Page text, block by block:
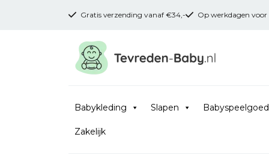
Gratis verzending vanaf €34,- Op werkdagen voor
Babykleding Slapen Babyspeelgoed
Zakelijk